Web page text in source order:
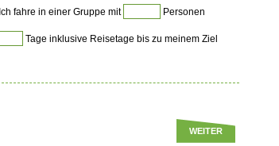
Ich fahre in einer Gruppe mit Personen
Tage inklusive Reisetage bis zu meinem Ziel
WEITER